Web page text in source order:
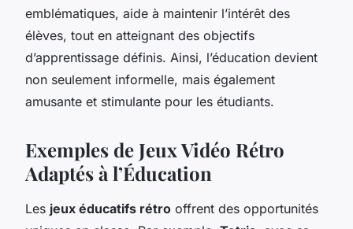
emblématiques, aide à maintenir l’intérêt des
élèves, tout en atteignant des objectifs
d’apprentissage définis. Ainsi, l’éducation devient
non seulement informelle, mais également
amusante et stimulante pour les étudiants.
Exemples de Jeux Vidéo Rétro
Adaptés à l’Éducation
Les jeux éducatifs rétro offrent des opportunités